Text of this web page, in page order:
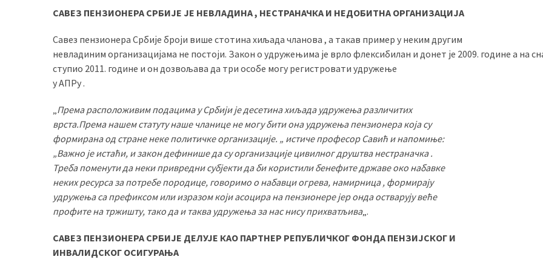
САВЕЗ ПЕНЗИОНЕРА СРБИЈЕ ЈЕ НЕВЛАДИНА , НЕСТРАНАЧКА И НЕДОБИТНА ОРГАНИЗАЦИЈА
Савез пензионера Србије броји више стотина хиљада чланова , а такав пример у неким другим
невладиним организацијама не постоји. Закон о удружењима је врло флексибилан и донет је 2009. године а на
ступио 2011. године и он дозвољава да три особе могу регистровати удружење
у АПРу .
„Према расположивим подацима у Србији је десетина хиљада удружења различитих
врста.Према нашем статуту наше чланице не могу бити она удружења пензионера која су
формирана од стране неке политичке организације. „ истиче професор Савић и напомиње:
„Важно је истаћи, и закон дефинише да су организације цивилног друштва нестраначка .
Треба поменути да неки привредни субјекти да би користили бенефите државе око набавке
неких ресурса за потребе породице, говоримо о набавци огрева, намирница , формирају
удружења са префиксом или изразом који асоцира на пензионере јер онда остварују веће
профите на тржишту, тако да и таква удружења за нас нису прихватљива„.
САВЕЗ ПЕНЗИОНЕРА СРБИЈЕ ДЕЛУЈЕ КАО ПАРТНЕР РЕПУБЛИЧКОГ ФОНДА ПЕНЗИЈСКОГ И
ИНВАЛИДСКОГ ОСИГУРАЊА